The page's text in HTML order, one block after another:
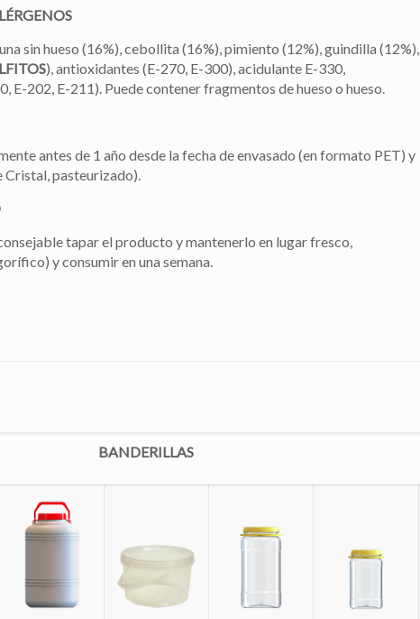
sin hueso (16%), cebollita (16%), pimiento (12%), guindilla (12%),
), antioxidantes (E-270, E-300), acidulante E-330,
E-202, E-211). Puede contener fragmentos de hueso o hueso.
antes de 1 año desde la fecha de envasado (en formato PET) y
Cristal, pasteurizado).
tapar el producto y mantenerlo en lugar fresco,
y consumir en una semana.
BANDERILLAS